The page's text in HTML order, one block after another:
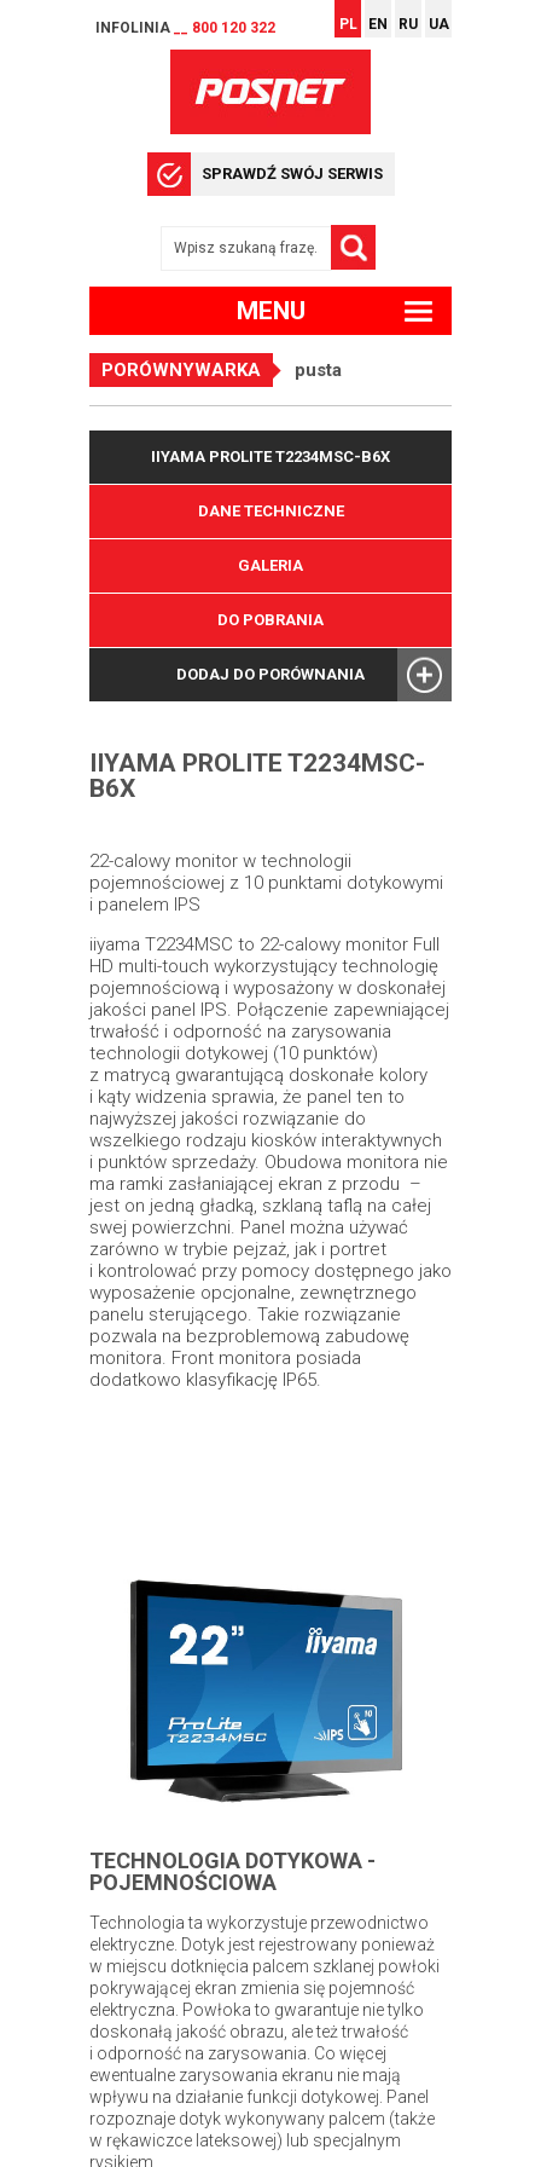
INFOLINIA __ 800 120 322 PL EN RU UA
SPRAWDŹ SWÓJ SERWIS
MENU
PORÓWNYWARKA pusta
IIYAMA PROLITE T2234MSC-B6X
DANE TECHNICZNE
GALERIA
DO POBRANIA
DODAJ DO PORÓWNANIA
IIYAMA PROLITE T2234MSC-
B6X
22-calowy monitor w technologii
pojemnościowej z 10 punktami dotykowymi
i panelem IPS
iiyama T2234MSC to 22-calowy monitor Full
HD multi-touch wykorzystujący technologię
pojemnościową i wyposażony w doskonałej
jakości panel IPS. Połączenie zapewniającej
trwałość i odporność na zarysowania
technologii dotykowej (10 punktów)
z matrycą gwarantującą doskonałe kolory
i kąty widzenia sprawia, że panel ten to
najwyższej jakości rozwiązanie do
wszelkiego rodzaju kiosków interaktywnych
i punktów sprzedaży. Obudowa monitora nie
ma ramki zasłaniającej ekran z przodu –
jest on jedną gładką, szklaną taflą na całej
swej powierzchni. Panel można używać
zarówno w trybie pejzaż, jak i portret
i kontrolować przy pomocy dostępnego jako
wyposażenie opcjonalne, zewnętrznego
panelu sterującego. Takie rozwiązanie
pozwala na bezproblemową zabudowę
monitora. Front monitora posiada
dodatkowo klasyfikację IP65.
TECHNOLOGIA DOTYKOWA -
POJEMNOŚCIOWA
Technologia ta wykorzystuje przewodnictwo
elektryczne. Dotyk jest rejestrowany ponieważ
w miejscu dotknięcia palcem szklanej powłoki
pokrywającej ekran zmienia się pojemność
elektryczna. Powłoka to gwarantuje nie tylko
doskonałą jakość obrazu, ale też trwałość
i odporność na zarysowania. Co więcej
ewentualne zarysowania ekranu nie mają
wpływu na działanie funkcji dotykowej. Panel
rozpoznaje dotyk wykonywany palcem (także
w rękawiczce lateksowej) lub specjalnym
rysikiem.